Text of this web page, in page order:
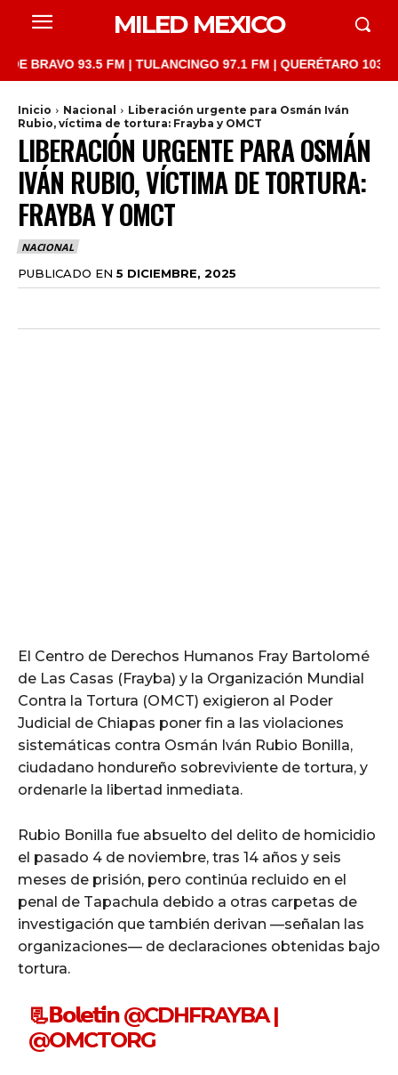
MILED MEXICO
93.5 FM | TULANCINGO 97.1 FM | QUERÉTARO 103.1
Inicio Nacional
Liberación urgente para Osmán Iván
Rubio, víctima de tortura: Frayba y OMCT
LIBERACIÓN URGENTE PARA OSMÁN
IVÁN RUBIO, VÍCTIMA DE TORTURA:
FRAYBA Y OMCT
NACIONAL
PUBLICADO EN 5 DICIEMBRE, 2025
El Centro de Derechos Humanos Fray Bartolomé
de Las Casas (Frayba) y la Organización Mundial
Contra la Tortura (OMCT) exigieron al Poder
Judicial de Chiapas poner fin a las violaciones
sistemáticas contra Osmán Iván Rubio Bonilla,
ciudadano hondureño sobreviviente de tortura, y
ordenarle la libertad inmediata.
Rubio Bonilla fue absuelto del delito de homicidio
el pasado 4 de noviembre, tras 14 años y seis
meses de prisión, pero continúa recluido en el
penal de Tapachula debido a otras carpetas de
investigación que también derivan —señalan las
organizaciones— de declaraciones obtenidas bajo
tortura.
📃𝗕𝗼𝗹𝗲𝘁𝗶́𝗻@CDHFRAYBA|
@OMCTORG